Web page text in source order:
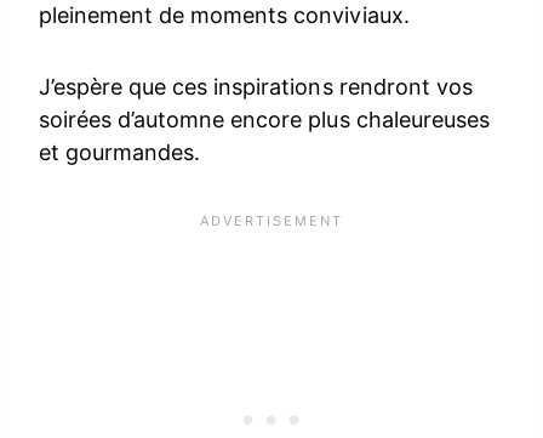
pleinement de moments conviviaux.
J’espère que ces inspirations rendront vos
soirées d’automne encore plus chaleureuses
et gourmandes.